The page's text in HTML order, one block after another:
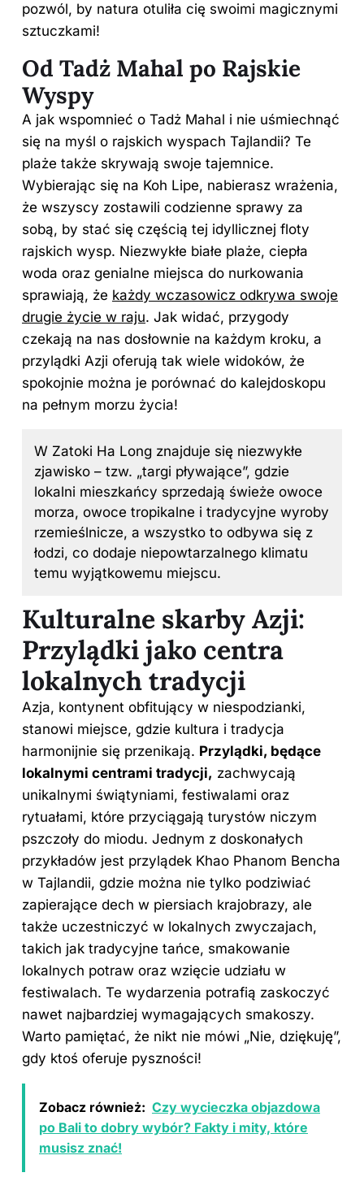
pozwól, by natura otuliła cię swoimi magicznymi
sztuczkami!
Od Tadż Mahal po Rajskie
Wyspy
A jak wspomnieć o Tadż Mahal i nie uśmiechnąć
się na myśl o rajskich wyspach Tajlandii? Te
plaże także skrywają swoje tajemnice.
Wybierając się na Koh Lipe, nabierasz wrażenia,
że wszyscy zostawili codzienne sprawy za
sobą, by stać się częścią tej idyllicznej floty
rajskich wysp. Niezwykłe białe plaże, ciepła
woda oraz genialne miejsca do nurkowania
sprawiają, że każdy wczasowicz odkrywa swoje
drugie życie w raju. Jak widać, przygody
czekają na nas dosłownie na każdym kroku, a
przylądki Azji oferują tak wiele widoków, że
spokojnie można je porównać do kalejdoskopu
na pełnym morzu życia!
W Zatoki Ha Long znajduje się niezwykłe
zjawisko – tzw. „targi pływające”, gdzie
lokalni mieszkańcy sprzedają świeże owoce
morza, owoce tropikalne i tradycyjne wyroby
rzemieślnicze, a wszystko to odbywa się z
łodzi, co dodaje niepowtarzalnego klimatu
temu wyjątkowemu miejscu.
Kulturalne skarby Azji:
Przylądki jako centra
lokalnych tradycji
Azja, kontynent obfitujący w niespodzianki,
stanowi miejsce, gdzie kultura i tradycja
harmonijnie się przenikają. Przylądki, będące
lokalnymi centrami tradycji, zachwycają
unikalnymi świątyniami, festiwalami oraz
rytuałami, które przyciągają turystów niczym
pszczoły do miodu. Jednym z doskonałych
przykładów jest przylądek Khao Phanom Bencha
w Tajlandii, gdzie można nie tylko podziwiać
zapierające dech w piersiach krajobrazy, ale
także uczestniczyć w lokalnych zwyczajach,
takich jak tradycyjne tańce, smakowanie
lokalnych potraw oraz wzięcie udziału w
festiwalach. Te wydarzenia potrafią zaskoczyć
nawet najbardziej wymagających smakoszy.
Warto pamiętać, że nikt nie mówi „Nie, dziękuję”,
gdy ktoś oferuje pyszności!
Zobacz również: Czy wycieczka objazdowa
po Bali to dobry wybór? Fakty i mity, które
musisz znać!